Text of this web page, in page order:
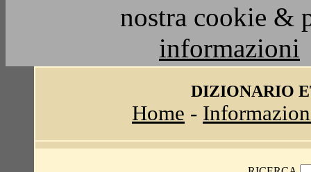
nostra cookie &
informazioni
DIZIONARIO
Home -